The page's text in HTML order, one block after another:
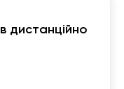
дистанційно